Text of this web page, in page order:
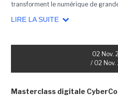
transforment le numérique de
LIRE LA SUITE
02 Nov.
/ 02 Nov.
Masterclass digitale